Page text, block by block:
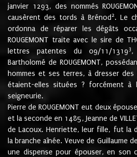
janvier 1293, des nommés
causèrent des tords à Brénod 2. Le
ordonna de réparer les dégâts
ROUGEMONT traite avec le sire de
lettres patentes du 09/11/13193,
Bartholomé de ROUGEMONT,
hommes et ses terres, à dresser des
étaient-elles situées ? forcément
seigneurie.
Pierre de ROUGEMONT eut deux
et la seconde en 1485, Jeanne de
de Lacoux. Henriette, leur fille, fut la
la branche aînée. Veuve de Guillaume
une dispense pour épouser, en son